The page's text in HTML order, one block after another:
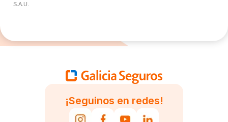
S.A.U.
¡Seguinos en redes!